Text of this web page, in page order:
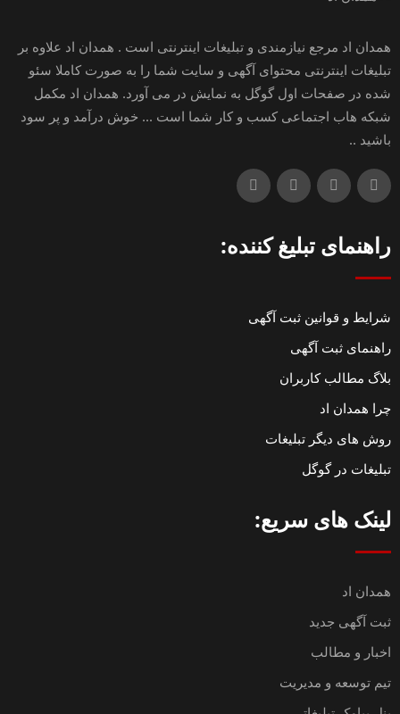
همدان اد مرجع نیازمندی و تبلیغات اینترنتی است . همدان اد علاوه بر
تبلیغات اینترنتی محتوای آگهی و سایت شما را به صورت کاملا سئو
شده در صفحات اول گوگل به نمایش در می آورد. همدان اد مکمل
شبکه هاب اجتماعی کسب و کار شما است ... خوش درآمد و پر سود
باشید ..
راهنمای تبلیغ کننده:
شرایط و قوانین ثبت آگهی
راهنمای ثبت آگهی
بلاگ مطالب کاربران
چرا همدان اد
روش های دیگر تبلیغات
تبلیغات در گوگل
لینک های سریع:
همدان اد
ثبت آگهی جدید
اخبار و مطالب
تیم توسعه و مدیریت